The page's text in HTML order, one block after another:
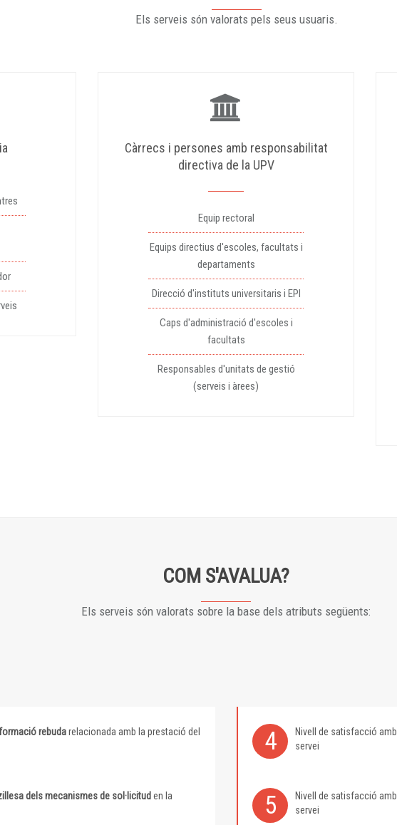
Els serveis són valorats pels seus usuaris.
Càrrecs i persones amb responsabilitat
directiva de la UPV
Equip rectoral
Equips directius d'escoles, facultats i
departaments
Direcció d'instituts universitaris i EPI
Caps d'administració d'escoles i
facultats
Responsables d'unitats de gestió
(serveis i àrees)
COM S'AVALUA?
Els serveis són valorats sobre la base dels atributs següents:
rebudarelacionada amb la prestació del
4 Nivell de satisfacció amb
servei
dels mecanismes de sol·licitud en la
5 Nivell de satisfacció amb
servei